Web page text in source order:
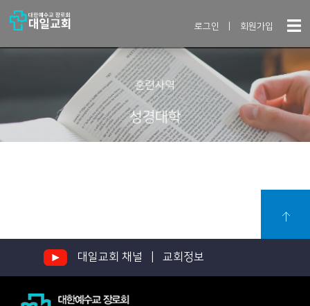
로그인 회원가입
훈련사역
성경대학
대일교회 채널 | 교회정보